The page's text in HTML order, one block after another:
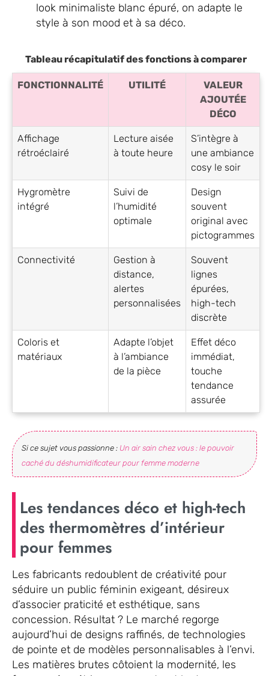
look minimaliste blanc épuré, on adapte le
style à son mood et à sa déco.
Tableau récapitulatif des fonctions à comparer
FONCTIONNALITÉ UTILITÉ
VALEUR
AJOUTÉE
DÉCO
Affichage
rétroéclairé
Lecture aisée
à toute heure
S’intègre à
une ambiance
cosy le soir
Hygromètre
intégré
Suivi de
l’humidité
optimale
Design
souvent
original avec
pictogrammes
Connectivité
Gestion à
distance,
alertes
personnalisées
Souvent
lignes
épurées,
high-tech
discrète
Coloris et
matériaux
Adapte l’objet
à l’ambiance
de la pièce
Effet déco
immédiat,
touche
tendance
assurée
Si ce sujet vous passionne : Un air sain chez vous : le pouvoir
caché du déshumidificateur pour femme moderne
Les tendances déco et high-tech
des thermomètres d’intérieur
pour femmes
Les fabricants redoublent de créativité pour
séduire un public féminin exigeant, désireux
d’associer praticité et esthétique, sans
concession. Résultat ? Le marché regorge
aujourd’hui de designs raffinés, de technologies
de pointe et de modèles personnalisables à l’envi.
Les matières brutes côtoient la modernité, les